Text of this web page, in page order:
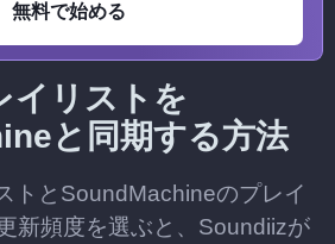
無料で始める
イリストを
と同期する方法
トとSoundMachineのプレイ
新頻度を選ぶと、Soundiizが